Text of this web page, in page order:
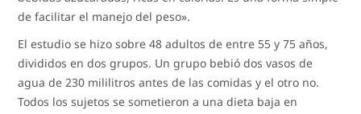
de facilitar el manejo del peso».
El estudio se hizo sobre 48 adultos de entre 55 y 75 años,
divididos en dos grupos. Un grupo bebió dos vasos de
agua de 230 mililitros antes de las comidas y el otro no.
Todos los sujetos se sometieron a una dieta baja en